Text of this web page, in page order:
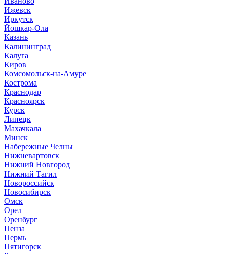
Ижевск
Иркутск
Йошкар-Ола
Казань
Калининград
Калуга
Киров
Комсомольск-на-Амуре
Кострома
Краснодар
Красноярск
Курск
Липецк
Махачкала
Минск
Набережные Челны
Нижневартовск
Нижний Новгород
Нижний Тагил
Новороссийск
Новосибирск
Омск
Орел
Оренбург
Пенза
Пермь
Пятигорск